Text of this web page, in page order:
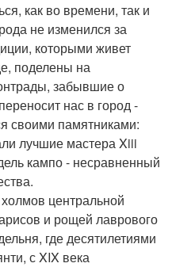
как во времени, так и
не изменился за
которыми живет
поделены на
забывшие о
нас в город -
своими памятниками:
лучшие мастера Xiii
кампо - несравненный
центральной
и рощей лаврового
где десятилетиями
с XIX века